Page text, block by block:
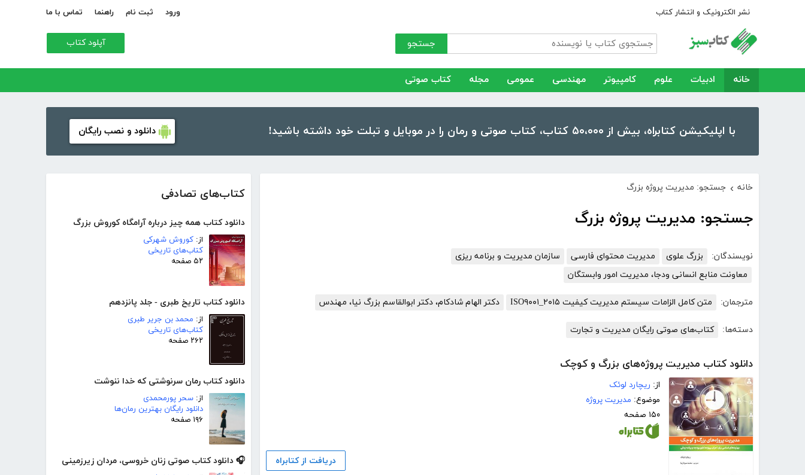
نشر الکترونیک و انتشار کتاب ورود ثبت نام راهنما تماس با ما
جستجو آپلود کتاب
خانه ادبیات علوم کامپیوتر مهندسی عمومی مجله کتاب صوتی
با اپلیکیشن کتابراه، بیش از ۵۰،۰۰۰ کتاب، کتاب صوتی و رمان را در موبایل و تبلت خود داشته باشید! دانلود و نصب رایگان
کتاب‌های تصادفی
دانلود کتاب همه چیز درباره آرامگاه کوروش بزرگ
از: کوروش شهرکی
کتاب‌های تاریخی
۵۲ صفحه
دانلود کتاب تاریخ طبری - جلد پانزدهم
از: محمد بن جریر طبری
کتاب‌های تاریخی
۲۶۲ صفحه
دانلود کتاب رمان سرنوشتی که خدا ننوشت
از: سحر پورمحمدی
دانلود رایگان بهترین رمان‌ها
۱۹۶ صفحه
🎧 دانلود کتاب صوتی زنان خروسی، مردان زیرزمینی
خانه › جستجو: مدیریت پروژه بزرگ
جستجو: مدیریت پروژه بزرگ
نویسندگان: بزرگ علوی مدیریت محتوای فارسی
سازمان مدیریت و برنامه ریزی
معاونت منابع انسانی ودجا، مدیریت امور وابستگان
مترجمان: متن کامل الزامات سیستم مدیریت کیفیت ISO۹۰۰۱_۲۰۱۵ دکتر الهام شادکام، دکتر ابوالقاسم بزرگ نیا، مهندس
دسته‌ها: کتاب‌های صوتی رایگان مدیریت و تجارت
دانلود کتاب مدیریت پروژه‌های بزرگ و کوچک
از: ریچارد لوئک
موضوع: مدیریت پروژه
۱۵۰ صفحه
دریافت از کتابراه